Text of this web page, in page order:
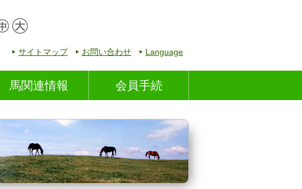
サイトマップ お問い合わせ Language
馬関連情報 会員手続